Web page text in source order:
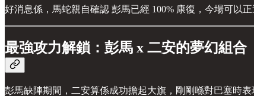
好消息係，馬蛇親自確認 彭馬已經 100% 康復，今場可以
最強攻力解鎖：彭馬 x 二安的夢幻組合
彭馬缺陣期間，二安算係成功擔起大旗，剛剛喺對巴塞時